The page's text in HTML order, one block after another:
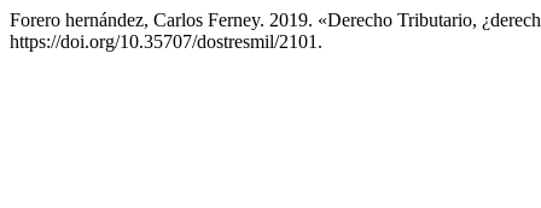
Forero hernández, Carlos Ferney. 2019. «Derecho Tributario,
https://doi.org/10.35707/dostresmil/2101.